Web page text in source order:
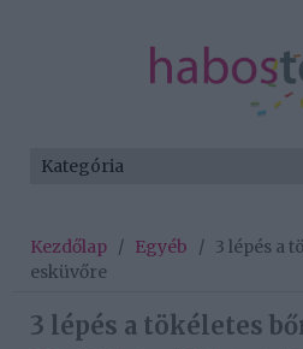
Kezdőlap / Egyéb / 3 lépés a
esküvőre
3 lépés a tökéletes